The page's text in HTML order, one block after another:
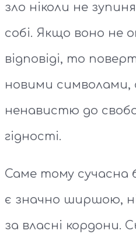
зло ніколи не
собі. Якщо воно не
відповіді, то
новими символами,
ненавистю до
гідності.
Саме тому сучасна
є значно ширшою,
за власні кордони.